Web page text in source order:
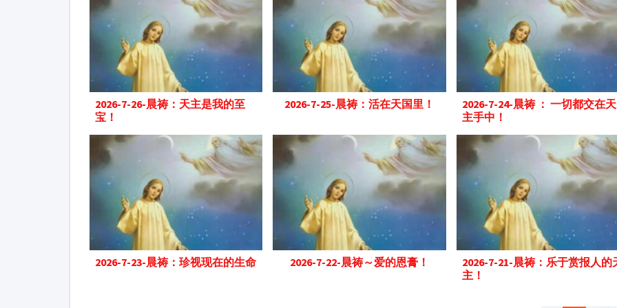
2026-7-26-晨祷：天主是我的至
宝！
2026-7-25-晨祷：活在天国里！
2026-7-24-晨祷 ： 一切都交在天
主手中！
2026-7-23-晨祷：珍视现在的生命 2026-7-22-晨祷～爱的恩膏！
2026-7-21-晨祷：乐于赏报人的
主！